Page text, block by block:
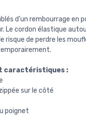
d'un rembourrage en
Le cordon élastique
risque de perdre les
caractéristiques :
sur le côté
poignet